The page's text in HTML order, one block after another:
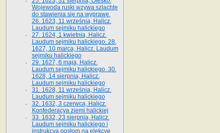
Wojewoda ruski wzywa szlachtę
do stawienia się na wyprawę.
26. 1623, 11 września, Halicz.
Laudum sejmiku halickiego
27. 1624, 1 kwietnia, Halicz.
Laudum sejmiku halickiego. 28.
1627, 10 marca, Halicz. Laudum
sejmiku halickiego
29. 1627, 6 maja, Halicz.
Laudum sejmiku halickiego. 30.
1628, 14 sierpnia, Halicz.
Laudum sejmiku halickiego
31. 1628, 11 września, Halicz.
Laudum sejmiku halickiego
32. 1632, 3 czerwca, Halicz.
Konfederacya ziemi halickiej
33. 1632, 23 sierpnia, Halicz.
Laudum sejmiku halickiego i
instrukcya posłom na elekcyę